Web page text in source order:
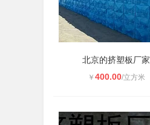
北京的挤塑板厂家
￥ 400.00/立方米